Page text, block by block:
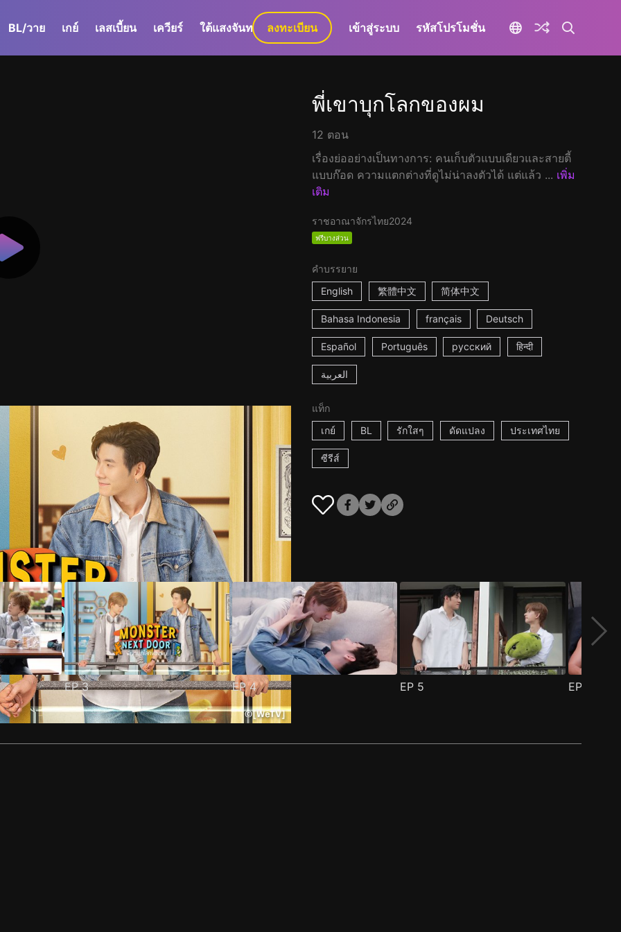
BL/วาย เกย์ เลสเบี้ยน เควียร์ ใต้แสงจันทร์ GaLa+
ลงทะเบียน เข้าสู่ระบบ รหัสโปรโมชั่น
พี่เขาบุกโลกของผม
12 ตอน
เรื่องย่ออย่างเป็นทางการ: คนเก็บตัวแบบเดียวและสายตี้
แบบก๊อด ความแตกต่างที่ดูไม่น่าลงตัวได้ แต่แล้ว ... เพิ่ม
เติม
ราชอาณาจักรไทย2024
ฟรีบางส่วน
คำบรรยาย
English
繁體中文 简体中文
Bahasa Indonesia français Deutsch
Español Português русский हिन्दी
العربية
แท็ก
เกย์
BL รักใสๆ ดัดแปลง ประเทศไทย
ซีรีส์
EP3 EP4 EP 5 EP